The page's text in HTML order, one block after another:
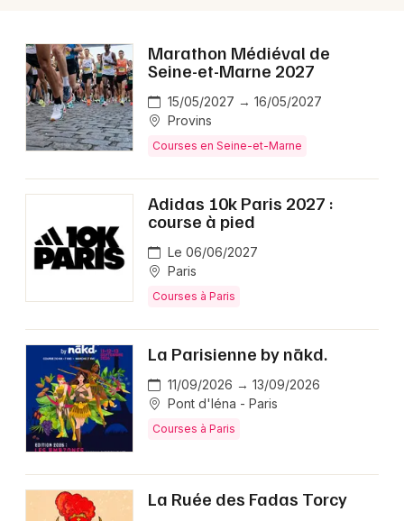
Marathon Médiéval de
Seine-et-Marne 2027
15/05/2027 → 16/05/2027
Provins
Courses en Seine-et-Marne
Adidas 10k Paris 2027 :
course à pied
Le 06/06/2027
Paris
Courses à Paris
La Parisienne by nākd.
11/09/2026 → 13/09/2026
Pont d'Iéna - Paris
Courses à Paris
La Ruée des Fadas Torcy